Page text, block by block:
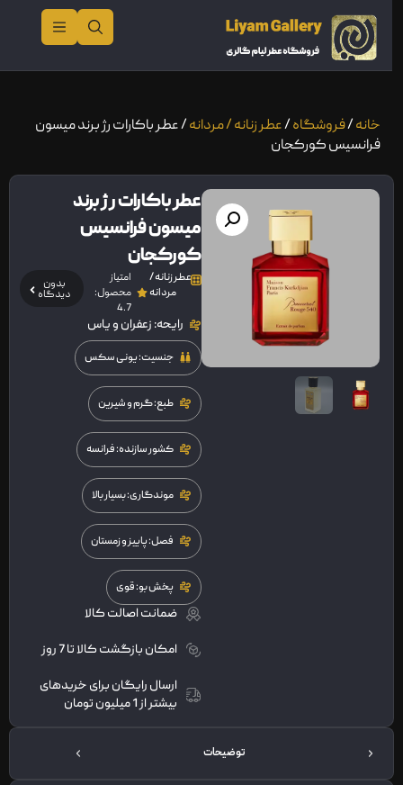
خانه/فروشگاه/عطر زنانه / مردانه/ عطر باکارات رژ برند میسون
فرانسیس کورکجان
عطر باکارات رژ برند
میسون فرانسیس
کورکجان
عطر زنانه /
مردانه
امتیاز
محصول:
4.7
بدون
دیدگاه
رایحه: زعفران و یاس
جنسیت: یونی سکس
طبع: گرم و شیرین
کشور سازنده: فرانسه
موندگاری: بسیار بالا
فصل: پاییز و زمستان
پخش بو: قوی
ضمانت اصالت کالا
امکان بازگشت کالا تا 7 روز
ارسال رایگان برای خریدهای
بیشتر از 1 میلیون تومان
توضیحات